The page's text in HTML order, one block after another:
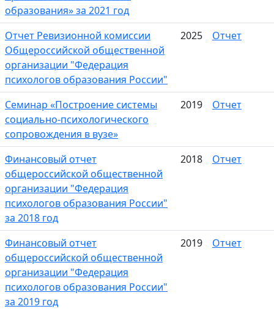
образования» за 2021 год
Отчет Ревизионной комиссии
Общероссийской общественной
организации "Федерация
психологов образования России"
2025 Отчет
Семинар «Построение системы
социально-психологического
сопровождения в вузе»
2019 Отчет
Финансовый отчет
общероссийской общественной
организации "Федерация
психологов образования России"
за 2018 год
2018 Отчет
Финансовый отчет
общероссийской общественной
организации "Федерация
психологов образования России"
за 2019 год
2019 Отчет